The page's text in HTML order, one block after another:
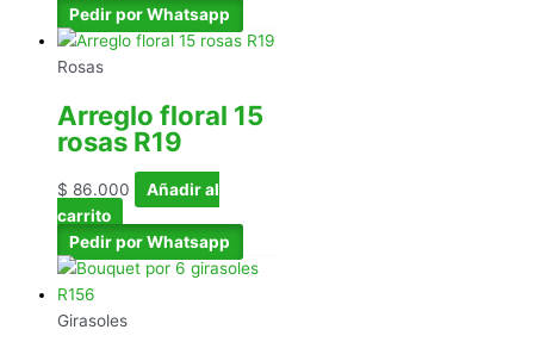
Pedir por Whatsapp
Rosas
Arreglo floral 15
rosas R19
$ 86.000
Añadir al
carrito
Pedir por Whatsapp
Girasoles